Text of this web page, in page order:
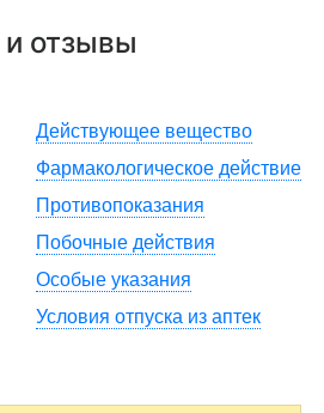
отзывы
Действующее вещество
Фармакологическое действие
Противопоказания
Побочные действия
Особые указания
Условия отпуска из аптек